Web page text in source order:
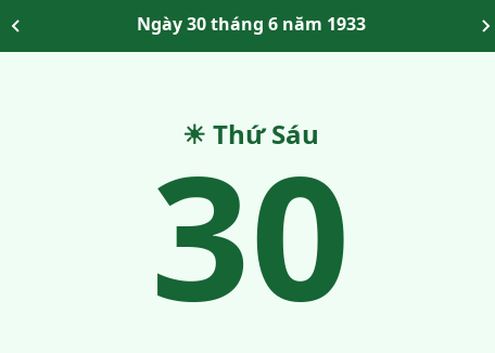
Ngày 30 tháng 6 năm 1933
☀ Thứ Sáu
30